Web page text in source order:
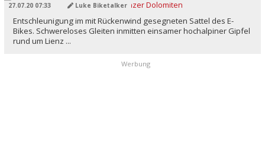
27.07.20 07:33 Luke Biketalker
Entschleunigung im mit Rückenwind gesegneten Sattel des E-
Bikes. Schwereloses Gleiten inmitten einsamer hochalpiner Gipfel
rund um Lienz ...
Werbung